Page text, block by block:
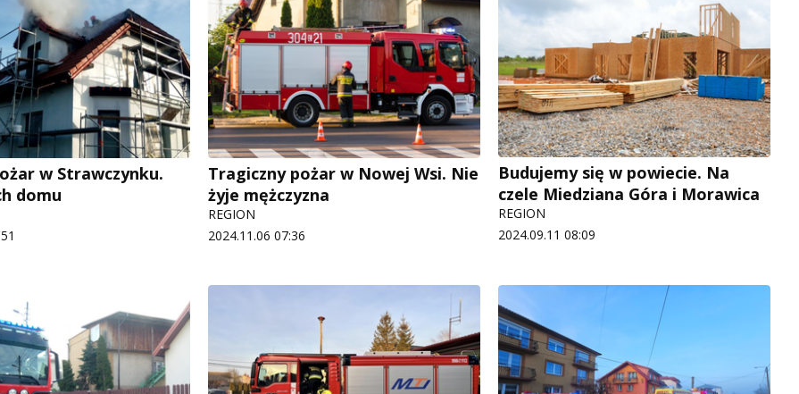
w Strawczynku.
domu
Tragiczny pożar w Nowej Wsi. Nie
żyje mężczyzna
REGION
2024.11.06 07:36
Budujemy się w powiecie. Na
czele Miedziana Góra i Morawica
REGION
2024.09.11 08:09